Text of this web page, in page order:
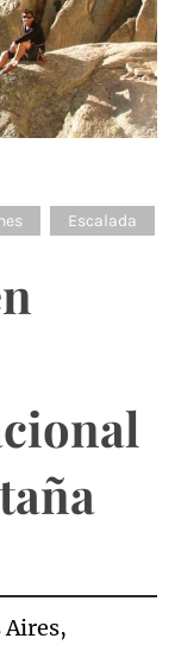
Escalada
Aires,